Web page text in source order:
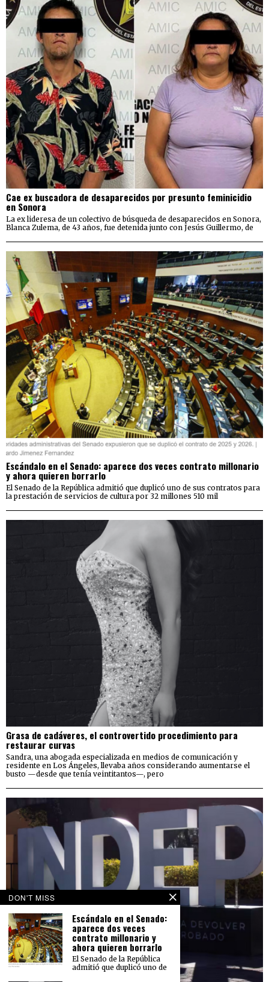
Cae ex buscadora de desaparecidos por presunto feminicidio
en Sonora
La ex lideresa de un colectivo de búsqueda de desaparecidos en Sonora,
Blanca Zulema, de 43 años, fue detenida junto con Jesús Guillermo, de
Escándalo en el Senado: aparece dos veces contrato millonario
y ahora quieren borrarlo
El Senado de la República admitió que duplicó uno de sus contratos para
la prestación de servicios de cultura por 32 millones 510 mil
Grasa de cadáveres, el controvertido procedimiento para
restaurar curvas
Sandra, una abogada especializada en medios de comunicación y
residente en Los Ángeles, llevaba años considerando aumentarse el
busto —desde que tenía veintitantos—, pero
DON'T MISS
Escándalo en el Senado:
aparece dos veces
contrato millonario y
ahora quieren borrarlo
El Senado de la República
admitió que duplicó uno de